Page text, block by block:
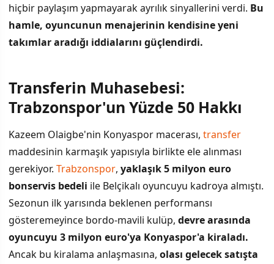
hiçbir paylaşım yapmayarak ayrılık sinyallerini verdi. Bu
hamle, oyuncunun menajerinin kendisine yeni
takımlar aradığı iddialarını güçlendirdi.
İÇINDEKILER
Konyaspor İdaresinin Tavrı Bellidir
Konyaspor'daki Performans ve Gelecek
Menajeri Oyuncu İçin Yeni Kapılar Arıyor
Transfer Pazarındaki Oyunun Kuralı: Satış Payı
Transferin Muhasebesi:
Trabzonspor'un Yüzde 50 Hakkı
Kazeem Olaigbe'nin Konyaspor macerası, transfer
maddesinin karmaşık yapısıyla birlikte ele alınması
gerekiyor. Trabzonspor, yaklaşık 5 milyon euro
bonservis bedeli ile Belçikalı oyuncuyu kadroya almıştı.
Sezonun ilk yarısında beklenen performansı
gösteremeyince bordo-mavili kulüp, devre arasında
oyuncuyu 3 milyon euro'ya Konyaspor'a kiraladı.
Ancak bu kiralama anlaşmasına, olası gelecek satışta